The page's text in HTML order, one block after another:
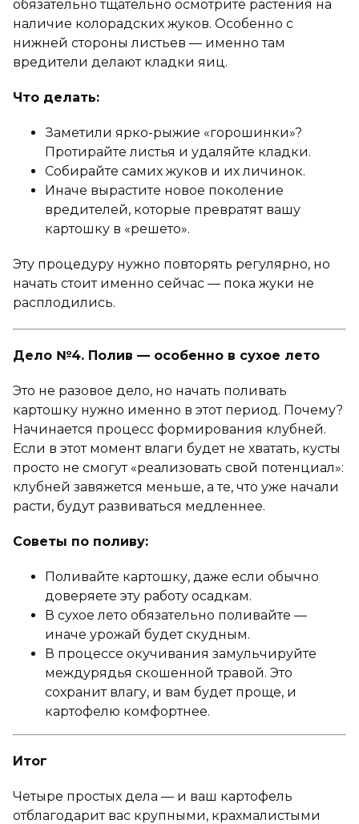
обязательно тщательно осмотрите растения на
наличие колорадских жуков. Особенно с
нижней стороны листьев — именно там
вредители делают кладки яиц.
Что делать:
Заметили ярко-рыжие «горошинки»?
Протирайте листья и удаляйте кладки.
Собирайте самих жуков и их личинок.
Иначе вырастите новое поколение
вредителей, которые превратят вашу
картошку в «решето».
Эту процедуру нужно повторять регулярно, но
начать стоит именно сейчас — пока жуки не
расплодились.
Дело №4. Полив — особенно в сухое лето
Это не разовое дело, но начать поливать
картошку нужно именно в этот период. Почему?
Начинается процесс формирования клубней.
Если в этот момент влаги будет не хватать, кусты
просто не смогут «реализовать свой потенциал»:
клубней завяжется меньше, а те, что уже начали
расти, будут развиваться медленнее.
Советы по поливу:
Поливайте картошку, даже если обычно
доверяете эту работу осадкам.
В сухое лето обязательно поливайте —
иначе урожай будет скудным.
В процессе окучивания замульчируйте
междурядья скошенной травой. Это
сохранит влагу, и вам будет проще, и
картофелю комфортнее.
Итог
Четыре простых дела — и ваш картофель
отблагодарит вас крупными, крахмалистыми